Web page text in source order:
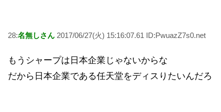
28:名無しさん 2017/06/27(火) 15:16:07.61 ID:PwuazZ7s0.net
もうシャープは日本企業じゃないからな
だから日本企業である任天堂をディスりたいんだろ